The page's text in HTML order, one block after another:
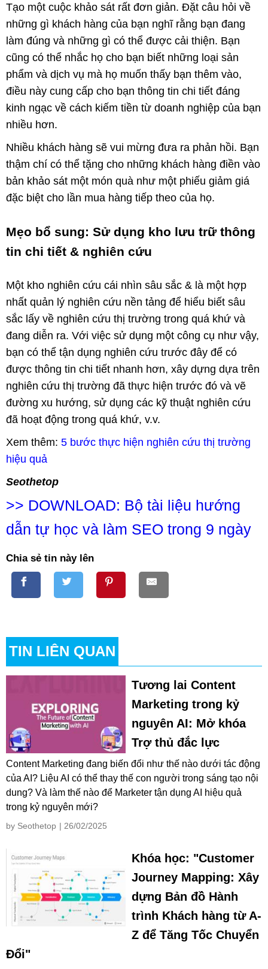
Tạo một cuộc khảo sát rất đơn giản. Đặt câu hỏi về
những gì khách hàng của bạn nghĩ rằng bạn đang
làm đúng và những gì có thể được cải thiện. Bạn
cũng có thể nhắc họ cho bạn biết những loại sản
phẩm và dịch vụ mà họ muốn thấy bạn thêm vào,
điều này cung cấp cho bạn thông tin chi tiết đáng
kinh ngạc về cách kiếm tiền từ doanh nghiệp của bạn
nhiều hơn.
Nhiều khách hàng sẽ vui mừng đưa ra phản hồi. Bạn
thậm chí có thể tặng cho những khách hàng điền vào
bản khảo sát một món quà như một phiếu giảm giá
đặc biệt cho lần mua hàng tiếp theo của họ.
Mẹo bổ sung: Sử dụng kho lưu trữ thông
tin chi tiết & nghiên cứu
Một kho nghiên cứu cái nhìn sâu sắc & là một hợp
nhất quản lý nghiên cứu nền tảng để hiểu biết sâu
sắc lấy về nghiên cứu thị trường trong quá khứ và
đang diễn ra. Với việc sử dụng một công cụ như vậy,
bạn có thể tận dụng nghiên cứu trước đây để có
được thông tin chi tiết nhanh hơn, xây dựng dựa trên
nghiên cứu thị trường đã thực hiện trước đó và vẽ
đường xu hướng, sử dụng các kỹ thuật nghiên cứu
đã hoạt động trong quá khứ, v.v.
Xem thêm: 5 bước thực hiện nghiên cứu thị trường
hiệu quả
Seothetop
>> DOWNLOAD: Bộ tài liệu hướng
dẫn tự học và làm SEO trong 9 ngày
Chia sẻ tin này lên
TIN LIÊN QUAN
Tương lai Content
Marketing trong kỷ
nguyên AI: Mở khóa
Trợ thủ đắc lực
Content Marketing đang biến đổi như thế nào dưới tác động
của AI? Liệu AI có thể thay thế con người trong sáng tạo nội
dung? Và làm thế nào để Marketer tận dụng AI hiệu quả
trong kỷ nguyên mới?
by Seothetop | 26/02/2025
Khóa học: "Customer
Journey Mapping: Xây
dựng Bản đồ Hành
trình Khách hàng từ A-
Z để Tăng Tốc Chuyển
Đổi"